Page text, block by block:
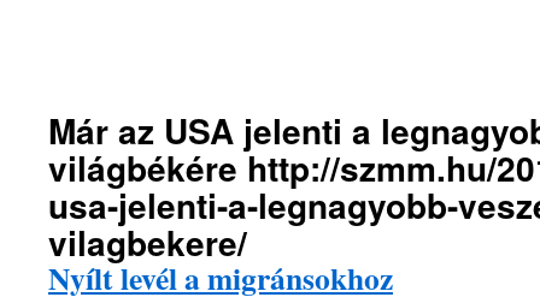
Már az USA jelenti a
világbékérehttp://szmm.hu/
usa-jelenti-a-legnagyobb-
vilagbekere/
Nyílt levél a migránsokhoz